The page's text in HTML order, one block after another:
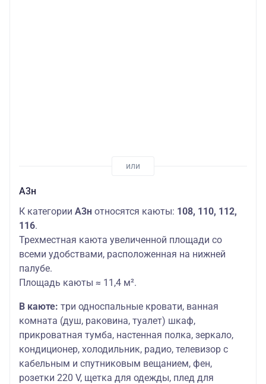
А3н
К категории А3н относятся каюты: 108, 110, 112,
116.
Трехместная каюта увеличенной площади со
всеми удобствами, расположенная на нижней
палубе.
Площадь каюты ≈ 11,4 м².
В каюте: три односпальные кровати, ванная
комната (душ, раковина, туалет) шкаф,
прикроватная тумба, настенная полка, зеркало,
кондиционер, холодильник, радио, телевизор с
кабельным и спутниковым вещанием, фен,
розетки 220 V, щетка для одежды, плед для